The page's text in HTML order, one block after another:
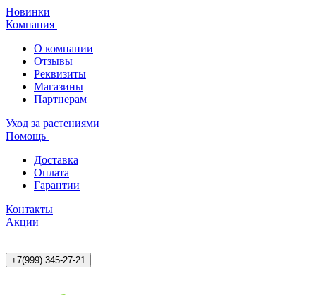
Новинки
Компания
О компании
Отзывы
Реквизиты
Магазины
Партнерам
Уход за растениями
Помощь
Доставка
Оплата
Гарантии
Контакты
Акции
+7(999) 345-27-21